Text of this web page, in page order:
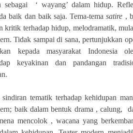
sebagai ‘ wayang’ dalam hidup.
baik dan baik saja. Tema-temasatire ,
kritik terhadap hidup, melodramatik,
Tidak sampai di sana, pertunjukkan
kepada masyarakat Indonesia
keyakinan dan pandangan
sindiran tematik terhadap kehidupan
baik dalam bentuk drama , calung,
mencolok , wacana yang